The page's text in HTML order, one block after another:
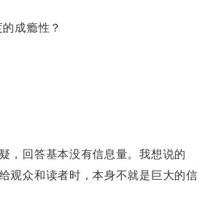
成瘾性？
，回答基本没有信息量。我想说的
观众和读者时，本身不就是巨大的信